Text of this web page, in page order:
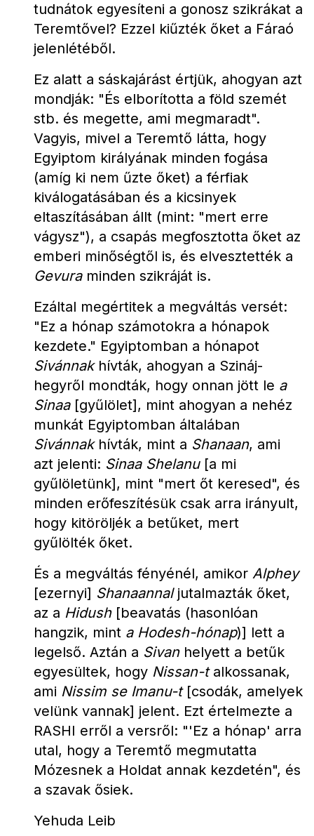
tudnátok egyesíteni a gonosz szikrákat a
Teremtővel? Ezzel kiűzték őket a Fáraó
jelenlétéből.
Ez alatt a sáskajárást értjük, ahogyan azt
mondják: "És elborította a föld szemét
stb. és megette, ami megmaradt".
Vagyis, mivel a Teremtő látta, hogy
Egyiptom királyának minden fogása
(amíg ki nem űzte őket) a férfiak
kiválogatásában és a kicsinyek
eltaszításában állt (mint: "mert erre
vágysz"), a csapás megfosztotta őket az
Gevura minden szikráját is.
Ezáltal megértitek a megváltás versét:
"Ez a hónap számotokra a hónapok
Sivánnak hívták, ahogyan a Szináj-
hegyről mondták, hogy onnan jött le a
Sinaa [gyűlölet], mint ahogyan a nehéz
Sivánnak hívták, mint a Shanaan, ami
azt jelenti: Sinaa Shelanu [a mi
gyűlöletünk], mint "mert őt keresed", és
minden erőfeszítésük csak arra irányult,
hogy kitöröljék a betűket, mert
gyűlölték őket.
És a megváltás fényénél, amikor Alphey
[ezernyi] Shanaannal jutalmazták őket,
az a Hidush [beavatás (hasonlóan
hangzik, mint a Hodesh-hónap)] lett a
legelső. Aztán a Sivan helyett a betűk
egyesültek, hogy Nissan-t alkossanak,
ami Nissim se Imanu-t [csodák, amelyek
velünk vannak] jelent. Ezt értelmezte a
RASHI erről a versről: "'Ez a hónap' arra
utal, hogy a Teremtő megmutatta
Mózesnek a Holdat annak kezdetén", és
a szavak ősiek.
Yehuda Leib